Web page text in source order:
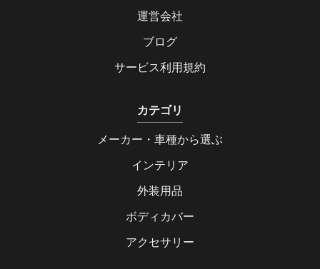
運営会社
ブログ
サービス利用規約
カテゴリ
メーカー・車種から選ぶ
インテリア
外装用品
ボディカバー
アクセサリー